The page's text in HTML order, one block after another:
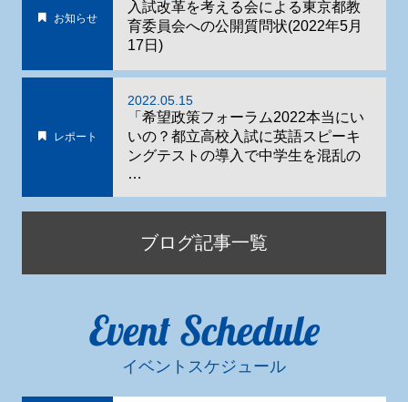
お知らせ
入試改革を考える会による東京都教
育委員会への公開質問状(2022年5月
17日)
レポート
2022.05.15
「希望政策フォーラム2022本当にい
いの？都立高校入試に英語スピーキ
ングテストの導入で中学生を混乱の
…
ブログ記事一覧
Event Schedule
イベントスケジュール